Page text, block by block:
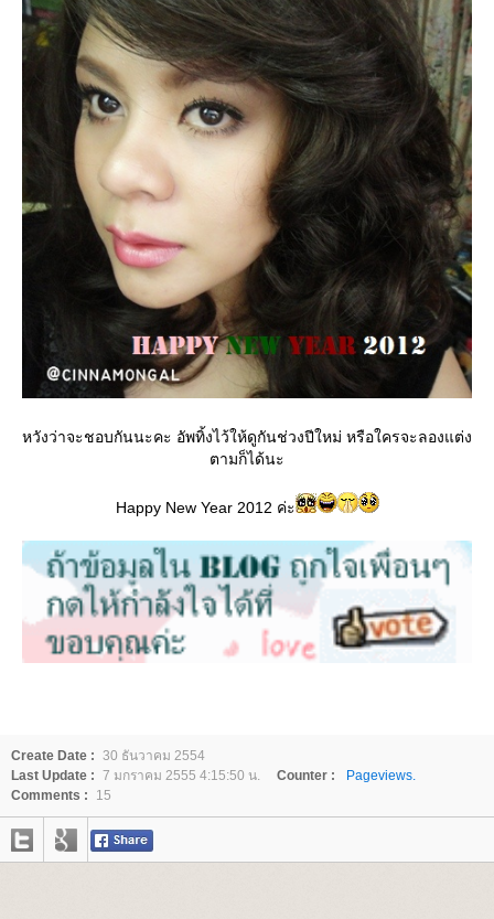
หวังว่าจะชอบกันนะคะ อัพทิ้งไว้ให้ดูกันช่วงปีใหม่ หรือใครจะลองแต่ง
ตามก็ได้นะ
Happy New Year 2012 ค่ะ
Create Date : 30 ธันวาคม 2554
Last Update : 7 มกราคม 2555 4:15:50 น. Counter :
Pageviews.
Comments :
15